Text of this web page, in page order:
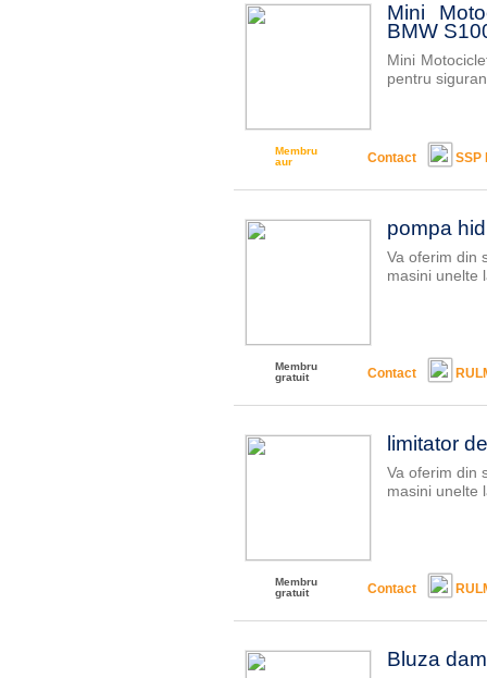
Mini
BMW
Mini
pentru
Membru
aur
Contact SSP
pompa
Va oferim din
masini unelte
Membru
gratuit
Contact
limitator
Va oferim din
masini unelte
Membru
gratuit
Contact
Bluza